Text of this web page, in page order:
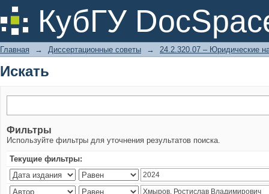
КубГУ
Искать
Главная → Диссертационные советы → 24.2.320.07 – Юридические
Искать
Фильтры
Используйте фильтры для уточнения результатов поиска.
Текущие фильтры: